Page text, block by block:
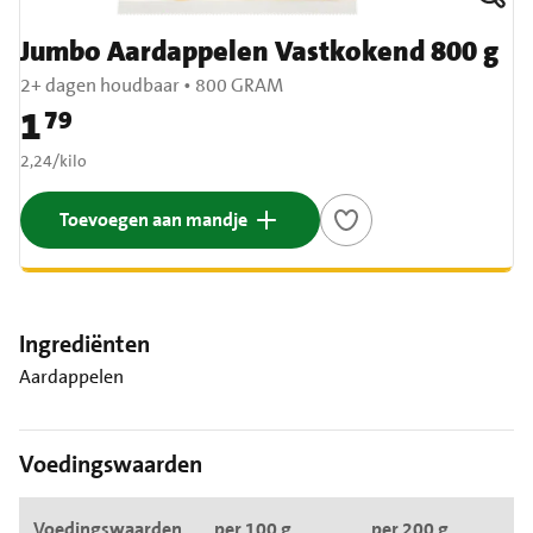
Jumbo Aardappelen Vastkokend 800 g
2+ dagen houdbaar• 800 GRAM
Prijs: € 1,79
179
€ 2,24 per kilo
2,24/kilo
Toevoegen aan mandje
Ingrediënten
Aardappelen
Voedingswaarden